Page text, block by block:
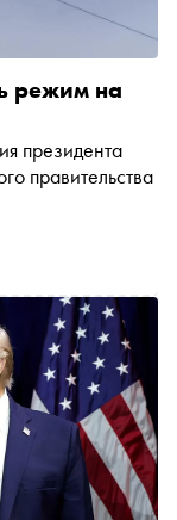
режим на
президента
правительства